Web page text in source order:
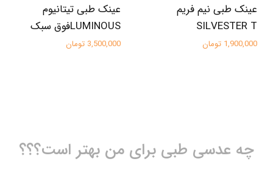
عینک طبی نیم فریم
SILVESTER T
1,900,000 تومان
عینک طبی تیتانیوم
LUMINOUSفوق سبک
3,500,000 تومان
چه عدسی طبی برای من بهتر است؟؟؟